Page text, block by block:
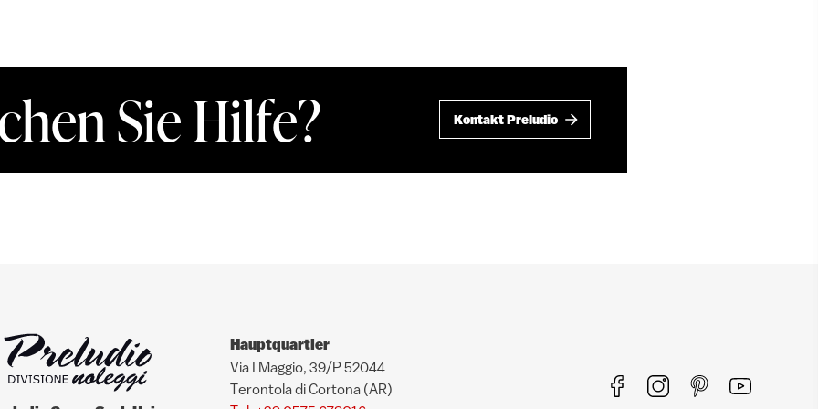
Sie Hilfe? Kontakt Preludio
Hauptquartier
Via I Maggio, 39/P 52044
Terontola di Cortona (AR)